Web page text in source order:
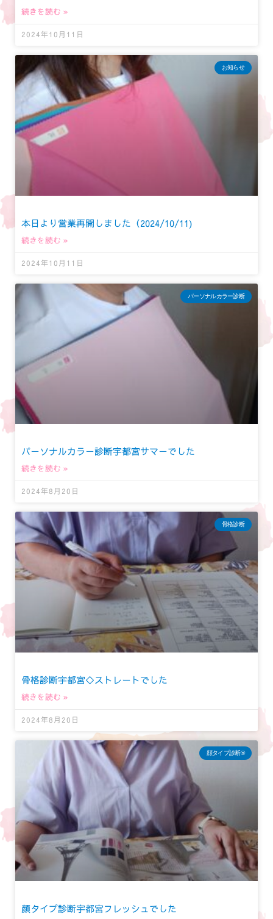
続きを読む »
2024年10月11日
お知らせ
本日より営業再開しました（2024/10/11)
続きを読む »
2024年10月11日
パーソナルカラー診断
パーソナルカラー診断宇都宮サマーでした
続きを読む »
2024年8月20日
骨格診断
骨格診断宇都宮◇ストレートでした
続きを読む »
2024年8月20日
顔タイプ診断®︎
顔タイプ診断宇都宮フレッシュでした